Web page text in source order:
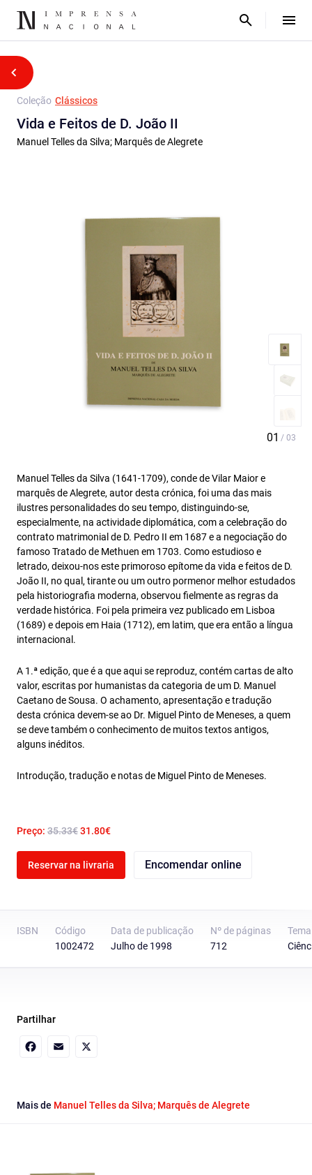
Coleção Clássicos
Vida e Feitos de D. João II
Manuel Telles da Silva; Marquês de Alegrete
Manuel Telles da Silva (1641-1709), conde de Vilar Maior e
marquês de Alegrete, autor desta crónica, foi uma das mais
ilustres personalidades do seu tempo, distinguindo-se,
especialmente, na actividade diplomática, com a celebração do
contrato matrimonial de D. Pedro II em 1687 e a negociação do
famoso Tratado de Methuen em 1703. Como estudioso e
letrado, deixou-nos este primoroso epítome da vida e feitos de D.
João II, no qual, tirante ou um outro pormenor melhor estudados
pela historiografia moderna, observou fielmente as regras da
verdade histórica. Foi pela primeira vez publicado em Lisboa
(1689) e depois em Haia (1712), em latim, que era então a língua
internacional.
A 1.ª edição, que é a que aqui se reproduz, contém cartas de alto
valor, escritas por humanistas da categoria de um D. Manuel
Caetano de Sousa. O achamento, apresentação e tradução
desta crónica devem-se ao Dr. Miguel Pinto de Meneses, a quem
se deve também o conhecimento de muitos textos antigos,
alguns inéditos.
Introdução, tradução e notas de Miguel Pinto de Meneses.
Preço: 35.33€31.80€
Reservar na livraria Encomendar online
ISBN
Código
1002472
Data de publicação
Julho de 1998
Nº de páginas
712
Tema
Partilhar
Mais de Manuel Telles da Silva; Marquês de Alegrete